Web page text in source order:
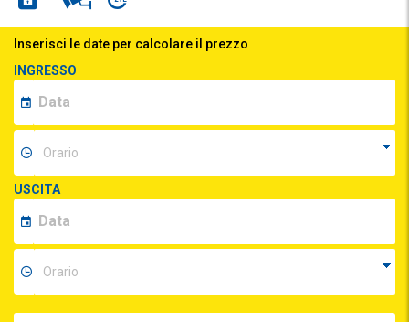
Inserisci le date per calcolare il prezzo
INGRESSO
USCITA